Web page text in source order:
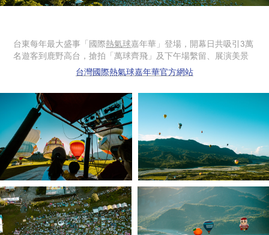
台東每年最大盛事「國際熱氣球嘉年華」登場，開幕日共吸引3萬
名遊客到鹿野高台，搶拍「萬球齊飛」及下午場繫留、展演美景
台灣國際熱氣球嘉年華官方網站